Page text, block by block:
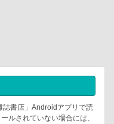
誌書店」Androidアプリで読
ルされていない場合には、